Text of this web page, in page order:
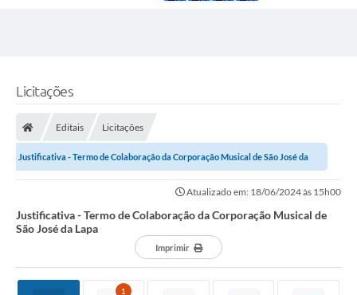
Licitações
Editais Licitações
Justificativa - Termo de Colaboração da Corporação Musical de São José da
Atualizado em: 18/06/2024 às 15h00
Justificativa - Termo de Colaboração da Corporação Musical de
São José da Lapa
Imprimir
1